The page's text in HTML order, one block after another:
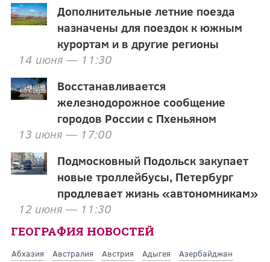
Дополнительные летние поезда
назначены для поездок к южным
курортам и в другие регионы
14 июня — 11:30
Восстанавливается
железнодорожное сообщение
городов России с Пхеньяном
13 июня — 17:00
Подмосковный Подольск закупает
новые троллейбусы, Петербург
продлевает жизнь «автономникам»
12 июня — 11:30
ГЕОГРАФИЯ НОВОСТЕЙ
Абхазия Австралия Австрия Адыгея
Азербайджан